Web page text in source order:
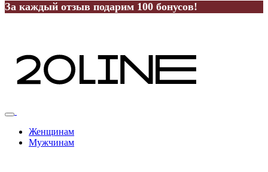
За каждый отзыв подарим 100 бонусов!
Женщинам
Мужчинам